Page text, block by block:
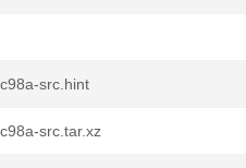
src.hint
src.tar.xz